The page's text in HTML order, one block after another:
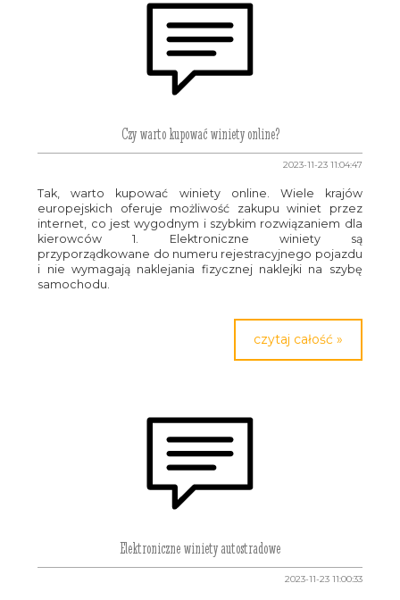
Czy warto kupować winiety online?
2023-11-23 11:04:47
Tak, warto kupować winiety online. Wiele krajów
europejskich oferuje możliwość zakupu winiet przez
internet, co jest wygodnym i szybkim rozwiązaniem dla
kierowców 1. Elektroniczne winiety są
przyporządkowane do numeru rejestracyjnego pojazdu
i nie wymagają naklejania fizycznej naklejki na szybę
samochodu.
czytaj całość »
Elektroniczne winiety autostradowe
2023-11-23 11:00:33